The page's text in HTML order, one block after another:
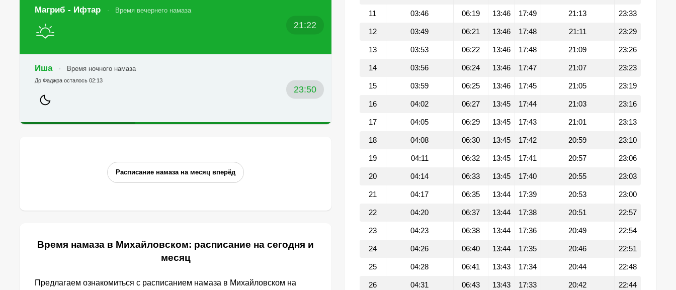
Магриб - Ифтар Время вечернего намаза
21:22
Иша Время ночного намаза
23:50
До Фаджра осталось 02:13
Расписание намаза на месяц вперёд
Время намаза в Михайловском: расписание на сегодня и
месяц
Предлагаем ознакомиться с расписанием намаза в Михайловском на
11 03:46 06:19 13:46 17:49 21:13 23:33
12 03:49 06:21 13:46 17:48 21:11 23:29
13 03:53 06:22 13:46 17:48 21:09 23:26
14 03:56 06:24 13:46 17:47 21:07 23:23
15 03:59 06:25 13:46 17:45 21:05 23:19
16 04:02 06:27 13:45 17:44 21:03 23:16
17 04:05 06:29 13:45 17:43 21:01 23:13
18 04:08 06:30 13:45 17:42 20:59 23:10
19 04:11 06:32 13:45 17:41 20:57 23:06
20 04:14 06:33 13:45 17:40 20:55 23:03
21 04:17 06:35 13:44 17:39 20:53 23:00
22 04:20 06:37 13:44 17:38 20:51 22:57
23 04:23 06:38 13:44 17:36 20:49 22:54
24 04:26 06:40 13:44 17:35 20:46 22:51
25 04:28 06:41 13:43 17:34 20:44 22:48
26 04:31 06:43 13:43 17:33 20:42 22:44